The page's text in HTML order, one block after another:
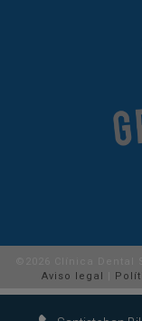
©2026 Clínica Dental
Aviso legal